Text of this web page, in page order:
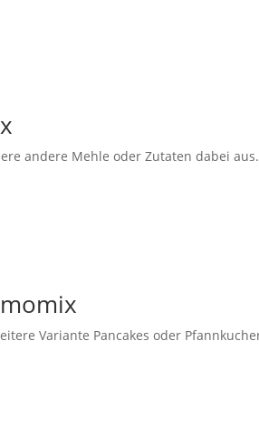
andere Mehle oder Zutaten dabei aus.
Variante Pancakes oder